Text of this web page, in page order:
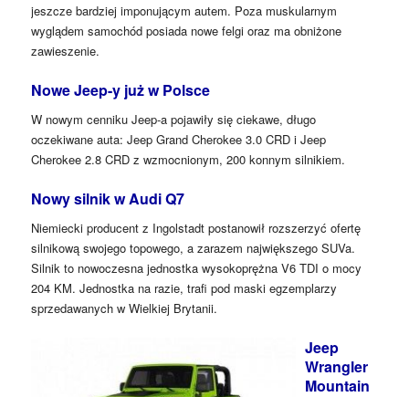
jeszcze bardziej imponującym autem. Poza muskularnym
wyglądem samochód posiada nowe felgi oraz ma obniżone
zawieszenie.
Nowe Jeep-y już w Polsce
W nowym cenniku Jeep-a pojawiły się ciekawe, długo
oczekiwane auta: Jeep Grand Cherokee 3.0 CRD i Jeep
Cherokee 2.8 CRD z wzmocnionym, 200 konnym silnikiem.
Nowy silnik w Audi Q7
Niemiecki producent z Ingolstadt postanowił rozszerzyć ofertę
silnikową swojego topowego, a zarazem największego SUVa.
Silnik to nowoczesna jednostka wysokoprężna V6 TDI o mocy
204 KM. Jednostka na razie, trafi pod maski egzemplarzy
sprzedawanych w Wielkiej Brytanii.
Jeep
Wrangler
Mountain